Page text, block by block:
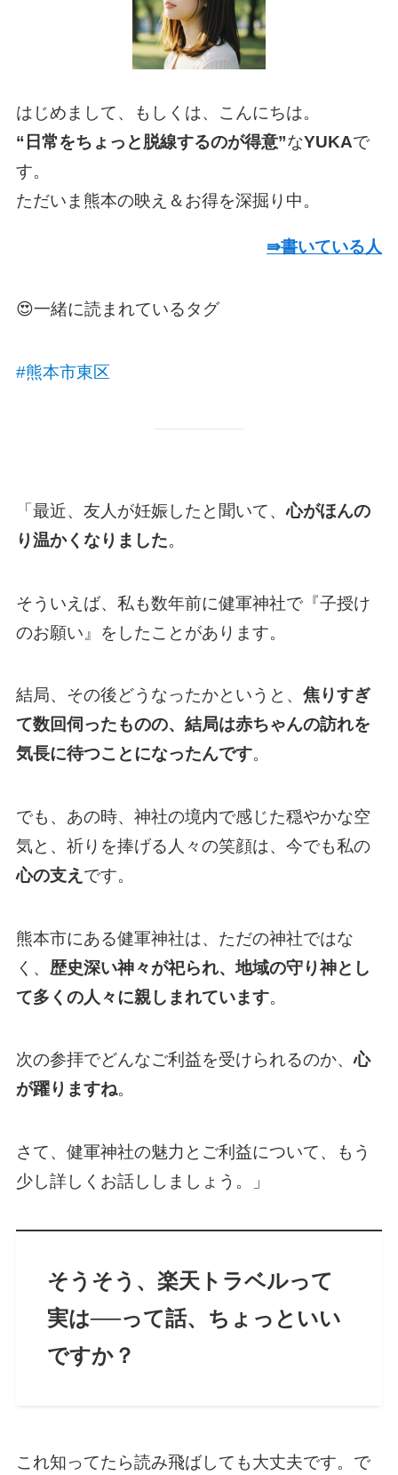
はじめまして、もしくは、こんにちは。
“日常をちょっと脱線するのが得意”なYUKAで
す。
ただいま熊本の映え＆お得を深掘り中。
⇛書いている人
😍一緒に読まれているタグ
#熊本市東区
「最近、友人が妊娠したと聞いて、心がほんの
り温かくなりました。
そういえば、私も数年前に健軍神社で『子授け
のお願い』をしたことがあります。
結局、その後どうなったかというと、 焦りすぎ
て数回伺ったものの、結局は赤ちゃんの訪れを
気長に待つことになったんです。
でも、あの時、神社の境内で感じた穏やかな空
気と、祈りを捧げる人々の笑顔は、今でも私の
心の支え です。
熊本市にある健軍神社は、ただの神社ではな
く、 歴史深い神々が祀られ、地域の守り神とし
て多くの人々に親しまれています。
次の参拝でどんなご利益を受けられるのか、心
が躍りますね。
さて、健軍神社の魅力とご利益について、もう
少し詳しくお話ししましょう。」
そうそう、楽天トラベルって
実は──って話、ちょっといい
ですか？
これ知ってたら読み飛ばしても大丈夫です。で